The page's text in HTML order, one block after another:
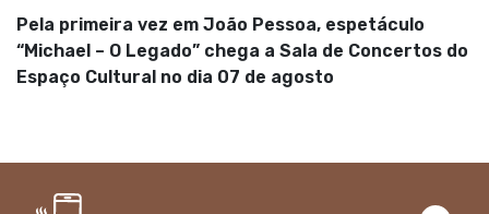
Pela primeira vez em João Pessoa, espetáculo
“Michael – O Legado” chega a Sala de Concertos do
Espaço Cultural no dia 07 de agosto